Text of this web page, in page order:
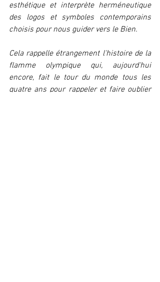
esthétique et interprète herméneutique
des logos et symboles contemporains
choisis pour nous guider vers le Bien.
Cela rappelle étrangement l'histoire de la
flamme olympique qui, aujourd'hui
encore, fait le tour du monde tous les
quatre ans pour rappeler et faire oublier